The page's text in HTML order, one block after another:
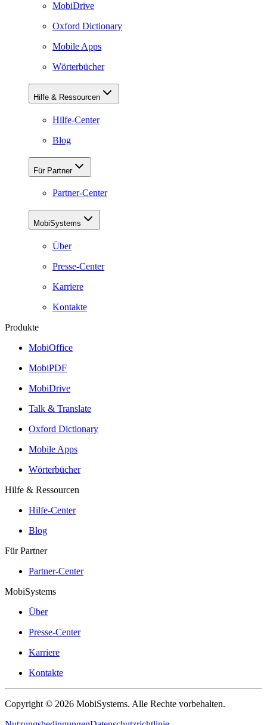
MobiDrive
Oxford Dictionary
Mobile Apps
Wörterbücher
Hilfe & Ressourcen
Hilfe-Center
Blog
Für Partner
Partner-Center
MobiSystems
Über
Presse-Center
Karriere
Kontakte
Produkte
MobiOffice
MobiPDF
MobiDrive
Talk & Translate
Oxford Dictionary
Mobile Apps
Wörterbücher
Hilfe & Ressourcen
Hilfe-Center
Blog
Für Partner
Partner-Center
MobiSystems
Über
Presse-Center
Karriere
Kontakte
Copyright © 2026 MobiSystems. Alle Rechte vorbehalten.